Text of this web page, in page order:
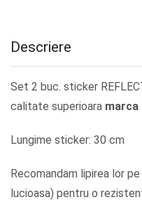
Descriere
Set 2 buc. sticker
calitate superioara marca
Lungime sticker: 30 cm
Recomandam lipirea lor
lucioasa) pentru o